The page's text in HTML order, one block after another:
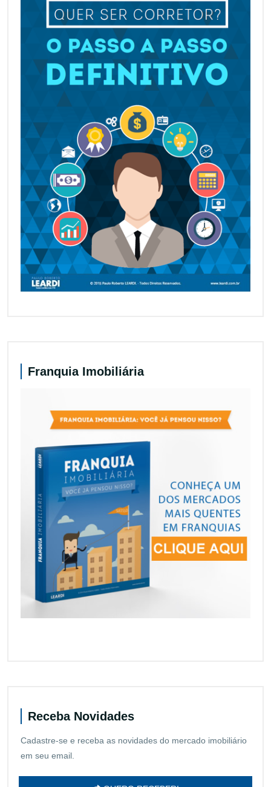
Franquia Imobiliária
Receba Novidades
Cadastre-se e receba as novidades do mercado imobiliário
em seu email.